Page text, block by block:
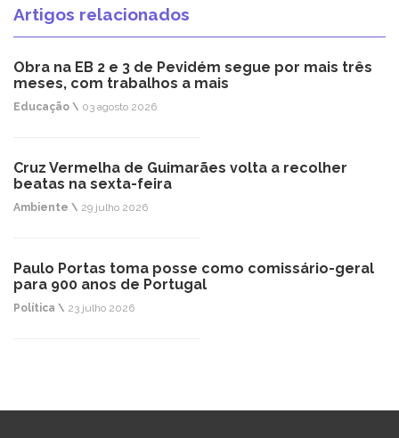
Artigos relacionados
Obra na EB 2 e 3 de Pevidém segue por mais três
meses, com trabalhos a mais
Educação \ 03 agosto 2026
Cruz Vermelha de Guimarães volta a recolher
beatas na sexta-feira
Ambiente \ 29 julho 2026
Paulo Portas toma posse como comissário-geral
para 900 anos de Portugal
Política \ 23 julho 2026